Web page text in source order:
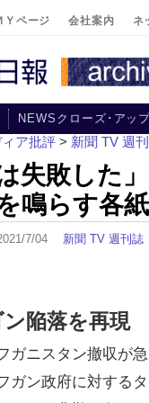
Ｙページ 会社案内 ネ
NEWSクローズ･アッ
ィア批評 > 新聞 TV 週
は失敗した
鳴らす各紙
7/04 新聞 TV 週刊誌
陥落を再現
ガニスタン撤収が
ガン政府に対する